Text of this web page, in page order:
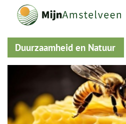
Duurzaamheid en Natuur